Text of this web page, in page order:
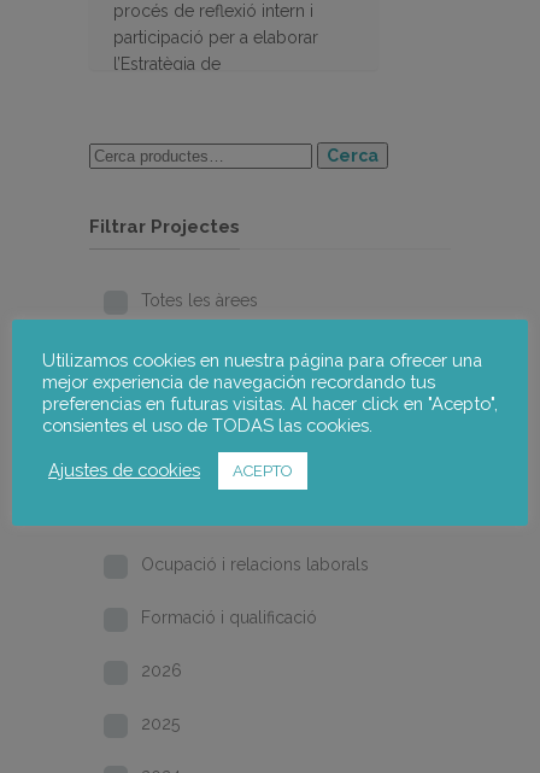
procés de reflexió intern i
participació per a elaborar
l’Estratègia de
programació europeu 2023-
2027.
Cerca
Filtrar Projectes
Totes les àrees
Pobresa i inclusió social
Gènere
Desenvolupament local
Ocupació i relacions laborals
Formació i qualificació
2026
2025
Utilizamos cookies en nuestra página para ofrecer una
mejor experiencia de navegación recordando tus
preferencias en futuras visitas. Al hacer click en "Acepto",
consientes el uso de TODAS las cookies.
Ajustes de cookies ACEPTO